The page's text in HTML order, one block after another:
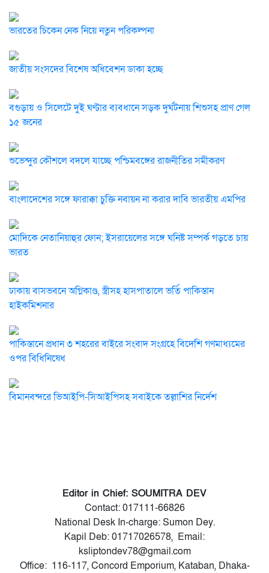
ভারতের চিকেন নেক নিয়ে নতুন পরিকল্পনা
জাতীয় সংসদের বিশেষ অধিবেশন ডাকা হচ্ছে
বগুড়ায় ও সিলেটে দুই ঘণ্টার ব্যবধানে সড়ক দুর্ঘটনায় শিশুসহ প্রাণ গেল
১৫ জনের
শুভেন্দুর কৌশলে বদলে যাচ্ছে পশ্চিমবঙ্গের রাজনীতির সমীকরণ
বাংলাদেশের সঙ্গে ফারাক্কা চুক্তি নবায়ন না করার দাবি ভারতীয় এমপির
মোদিকে নেতানিয়াহুর ফোন; ইসরায়েলের সঙ্গে ঘনিষ্ট সম্পর্ক গড়তে চায়
ভারত
ঢাকায় বাসভবনে অগ্নিকাণ্ড, স্ত্রীসহ হাসপাতালে ভর্তি পাকিস্তান
হাইকমিশনার
পাকিস্তানে প্রধান ৩ শহরের বাইরে সংবাদ সংগ্রহে বিদেশি গণমাধ্যমের
ওপর বিধিনিষেধ
বিমানবন্দরে ভিআইপি-সিআইপিসহ সবাইকে তল্লাশির নির্দেশ
Editor in Chief: SOUMITRA DEV
Contact: 017111-66826
National Desk In-charge: Sumon Dey.
Kapil Deb: 01717026578, Email:
ksliptondev78@gmail.com
Office: 116-117, Concord Emporium, Kataban, Dhaka-